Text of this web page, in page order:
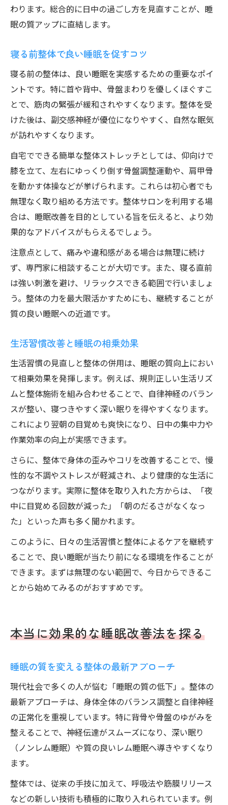
わります。総合的に日中の過ごし方を見直すことが、睡
眠の質アップに直結します。
寝る前整体で良い睡眠を促すコツ
寝る前の整体は、良い睡眠を実感するための重要なポイ
ントです。特に首や背中、骨盤まわりを優しくほぐすこ
とで、筋肉の緊張が緩和されやすくなります。整体を受
けた後は、副交感神経が優位になりやすく、自然な眠気
が訪れやすくなります。
自宅でできる簡単な整体ストレッチとしては、仰向けで
膝を立て、左右にゆっくり倒す骨盤調整運動や、肩甲骨
を動かす体操などが挙げられます。これらは初心者でも
無理なく取り組める方法です。整体サロンを利用する場
合は、睡眠改善を目的としている旨を伝えると、より効
果的なアドバイスがもらえるでしょう。
注意点として、痛みや違和感がある場合は無理に続け
ず、専門家に相談することが大切です。また、寝る直前
は強い刺激を避け、リラックスできる範囲で行いましょ
う。整体の力を最大限活かすためにも、継続することが
質の良い睡眠への近道です。
生活習慣改善と睡眠の相乗効果
生活習慣の見直しと整体の併用は、睡眠の質向上におい
て相乗効果を発揮します。例えば、規則正しい生活リズ
ムと整体施術を組み合わせることで、自律神経のバラン
スが整い、寝つきやすく深い眠りを得やすくなります。
これにより翌朝の目覚めも爽快になり、日中の集中力や
作業効率の向上が実感できます。
さらに、整体で身体の歪みやコリを改善することで、慢
性的な不調やストレスが軽減され、より健康的な生活に
つながります。実際に整体を取り入れた方からは、「夜
中に目覚める回数が減った」「朝のだるさがなくなっ
た」といった声も多く聞かれます。
このように、日々の生活習慣と整体によるケアを継続す
ることで、良い睡眠が当たり前になる環境を作ることが
できます。まずは無理のない範囲で、今日からできるこ
とから始めてみるのがおすすめです。
本当に効果的な睡眠改善法を探る
睡眠の質を変える整体の最新アプローチ
現代社会で多くの人が悩む「睡眠の質の低下」。整体の
最新アプローチは、身体全体のバランス調整と自律神経
の正常化を重視しています。特に背骨や骨盤のゆがみを
整えることで、神経伝達がスムーズになり、深い眠り
（ノンレム睡眠）や質の良いレム睡眠へ導きやすくなり
ます。
整体では、従来の手技に加えて、呼吸法や筋膜リリース
などの新しい技術も積極的に取り入れられています。例